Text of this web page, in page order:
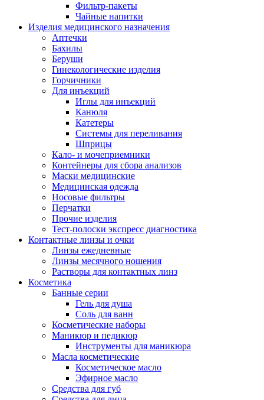
Фильтр-пакеты
Чайные напитки
Изделия медицинского назначения
Аптечки
Бахилы
Беруши
Гинекологические изделия
Горчичники
Для инъекций
Иглы для инъекций
Канюля
Катетеры
Системы для переливания
Шприцы
Кало- и мочеприемники
Контейнеры для сбора анализов
Маски медицинские
Медицинская одежда
Носовые фильтры
Перчатки
Прочие изделия
Тест-полоски экспресс диагностика
Контактные линзы и очки
Линзы ежедневные
Линзы месячного ношения
Растворы для контактных линз
Косметика
Банные серии
Гель для душа
Соль для ванн
Косметические наборы
Маникюр и педикюр
Инструменты для маникюра
Масла косметические
Косметическое масло
Эфирное масло
Средства для губ